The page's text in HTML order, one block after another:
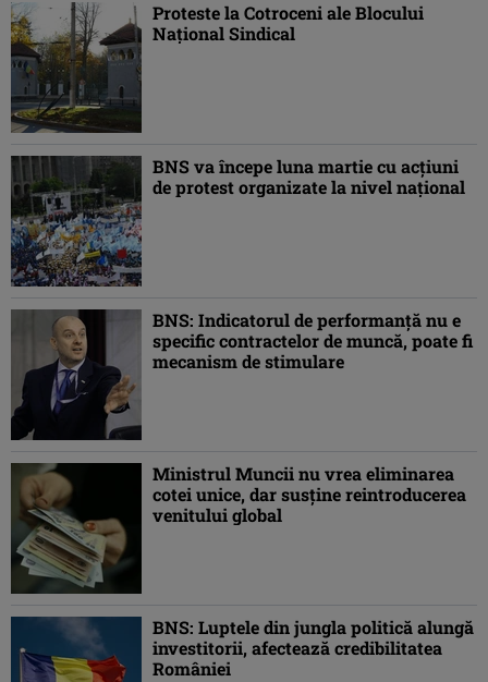
Proteste la Cotroceni ale Blocului
Naţional Sindical
BNS va începe luna martie cu acţiuni
de protest organizate la nivel naţional
BNS: Indicatorul de performanţă nu e
specific contractelor de muncă, poate fi
mecanism de stimulare
Ministrul Muncii nu vrea eliminarea
cotei unice, dar susţine reintroducerea
venitului global
BNS: Luptele din jungla politică alungă
investitorii, afectează credibilitatea
României